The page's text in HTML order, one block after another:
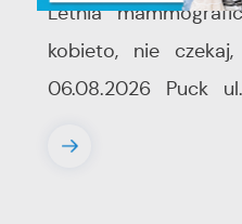
Letnia
kobieto, nie
06.08.2026 Puck